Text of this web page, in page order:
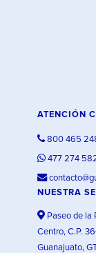
ATENCIÓN
800 465
477 274
NUESTRA
Paseo de la
Centro, C.P.
Guanajuato,